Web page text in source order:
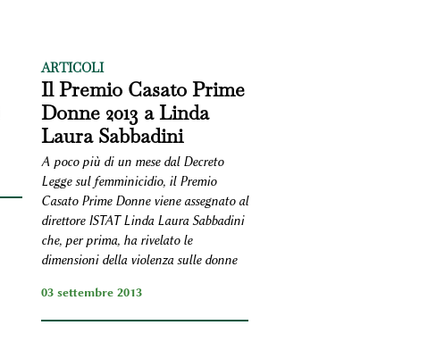
ARTICOLI
Il Premio Casato Prime
Donne 2013 a Linda
Laura Sabbadini
A poco più di un mese dal Decreto
Legge sul femminicidio, il Premio
Casato Prime Donne viene assegnato al
direttore ISTAT Linda Laura Sabbadini
che, per prima, ha rivelato le
dimensioni della violenza sulle donne
03 settembre 2013